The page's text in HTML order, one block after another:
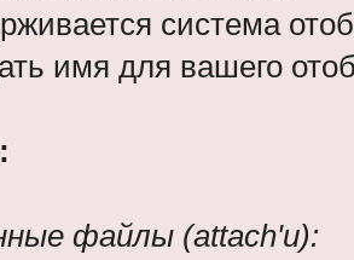
система
имя для вашего
файлы (attach'и):